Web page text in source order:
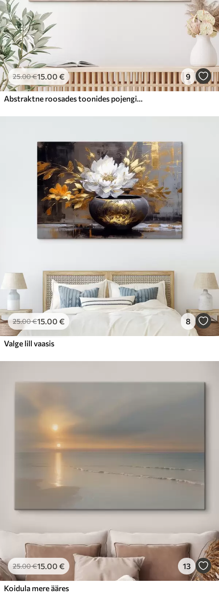
25.00€15.00 € 9
Abstraktne roosades toonides pojengide kimp
25.00€15.00 € 8
Valge lill vaasis
25.00€15.00 € 13
Koidula mere ääres